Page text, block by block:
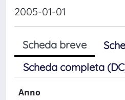
2005-01-01
Scheda breve
Scheda completa
Anno